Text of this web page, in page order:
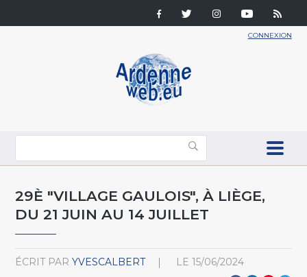
CONNEXION
29È "VILLAGE GAULOIS", À LIÈGE,
DU 21 JUIN AU 14 JUILLET
ÉCRIT PAR YVESCALBERT LE 15/06/2024